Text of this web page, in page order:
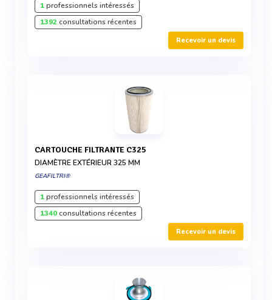
1professionnels intéressés
1392consultations récentes
Recevoir un devis
CARTOUCHE FILTRANTE C325
DIAMÈTRE EXTÉRIEUR 325 MM
GEAFILTRI®
1professionnels intéressés
1340consultations récentes
Recevoir un devis